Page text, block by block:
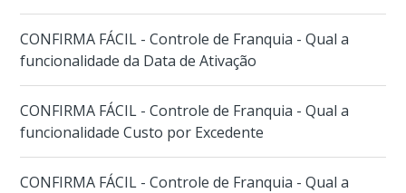
CONFIRMA FÁCIL - Controle de Franquia - Qual a
funcionalidade da Data de Ativação
CONFIRMA FÁCIL - Controle de Franquia - Qual a
funcionalidade Custo por Excedente
CONFIRMA FÁCIL - Controle de Franquia - Qual a